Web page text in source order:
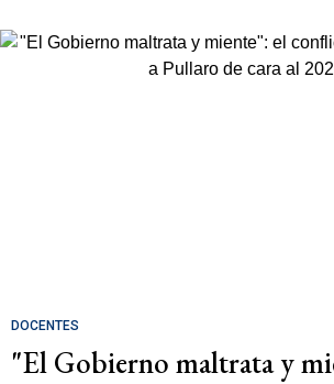
DOCENTES
"El Gobierno maltrata y